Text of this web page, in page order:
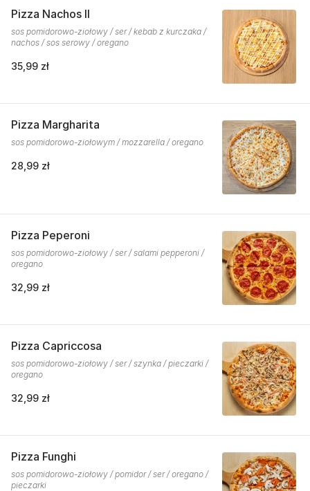
Pizza Nachos II
sos pomidorowo-ziołowy / ser / kebab z kurczaka /
nachos / sos serowy / oregano
35,99 zł
Pizza Margharita
sos pomidorowo-ziołowym / mozzarella / oregano
28,99 zł
Pizza Peperoni
sos pomidorowo-ziołowy / ser / salami pepperoni /
oregano
32,99 zł
Pizza Capriccosa
sos pomidorowo-ziołowy / ser / szynka / pieczarki /
oregano
32,99 zł
Pizza Funghi
sos pomidorowo-ziołowy / pomidor / ser / oregano /
pieczarki